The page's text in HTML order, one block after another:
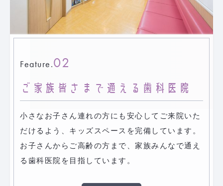
Feature.02
ご家族皆さまで通える歯科医院
小さなお子さん連れの方にも安心してご来院いた
だけるよう、キッズスペースを完備しています。
お子さんからご高齢の方まで、家族みんなで通え
る歯科医院を目指しています。